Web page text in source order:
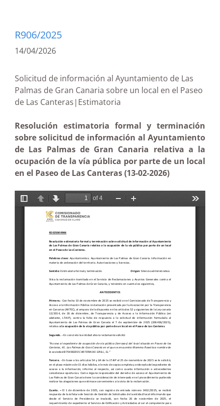
R906/2025
14/04/2026
Solicitud de información al Ayuntamiento de Las
Palmas de Gran Canaria sobre un local en el Paseo
de Las Canteras|Estimatoria
Resolución estimatoria formal y terminación
sobre solicitud de información al Ayuntamiento
de Las Palmas de Gran Canaria relativa a la
ocupación de la vía pública por parte de un local
en el Paseo de Las Canteras (13-02-2026)